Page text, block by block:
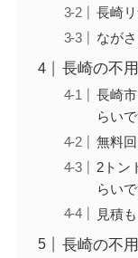
長崎
なが
長崎の不
長崎
らい
無料
2トン
らい
見積
長崎の不